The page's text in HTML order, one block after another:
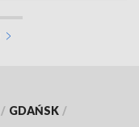
/ GDAŃSK /